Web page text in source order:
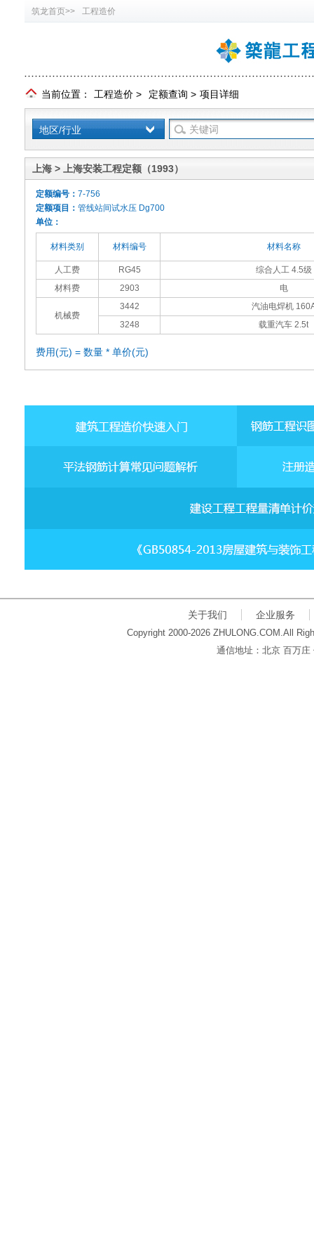
筑龙首页>> 工程造价
当前位置： 工程造价 > 定额查询 > 项目详细
地区/行业
上海 > 上海安装工程定额（1993）
定额编号： 7-756
定额项目： 管线站间试水压 Dg700
单位：
材料类别 材料编号 材料名称
人工费 RG45
综合人工 4.5级
材料费
2903 电
机械费
3442
汽油电焊机
3248
载重汽车 2.5t
费用(元) = 数量 * 单价(元)
关于我们 企业服务
Copyright 2000-2026 ZHULONG.COM.All
通信地址：北京 百万